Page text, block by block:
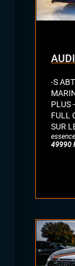
-S
PLUS
FULL
SUR
49990